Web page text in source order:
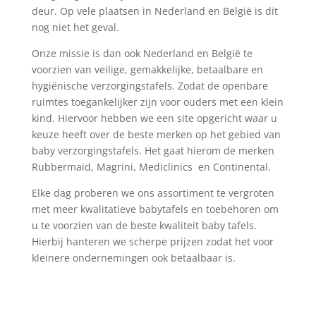
deur. Op vele plaatsen in Nederland en België is dit
nog niet het geval.
Onze missie is dan ook Nederland en België te
voorzien van veilige, gemakkelijke, betaalbare en
hygiënische verzorgingstafels. Zodat de openbare
ruimtes toegankelijker zijn voor ouders met een klein
kind. Hiervoor hebben we een site opgericht waar u
keuze heeft over de beste merken op het gebied van
baby verzorgingstafels. Het gaat hierom de merken
Rubbermaid, Magrini, Mediclinics en Continental.
Elke dag proberen we ons assortiment te vergroten
met meer kwalitatieve babytafels en toebehoren om
u te voorzien van de beste kwaliteit baby tafels.
Hierbij hanteren we scherpe prijzen zodat het voor
kleinere ondernemingen ook betaalbaar is.